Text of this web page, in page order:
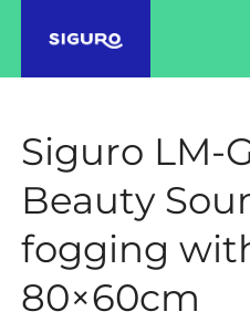
Siguro LM-
Beauty
fogging
80×60cm